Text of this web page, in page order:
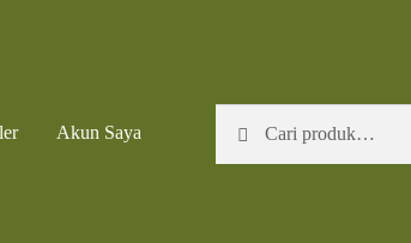
Akun Saya
untuk: